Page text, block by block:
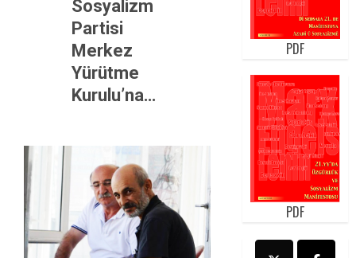
Sosyalizm
Partisi
Merkez
Yürütme
Kurulu’na…
PDF
PDF